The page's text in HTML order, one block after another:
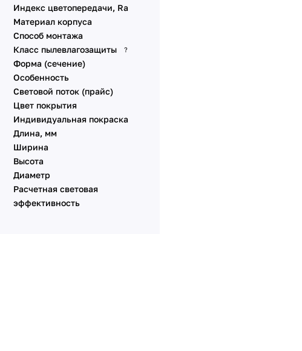
Индекс цветопередачи, Ra
Материал корпуса
Способ монтажа
Класс пылевлагозащиты
?
Форма (сечение)
Особенность
Световой поток (прайс)
Цвет покрытия
Индивидуальная покраска
Длина, мм
Ширина
Высота
Диаметр
Расчетная световая
эффективность